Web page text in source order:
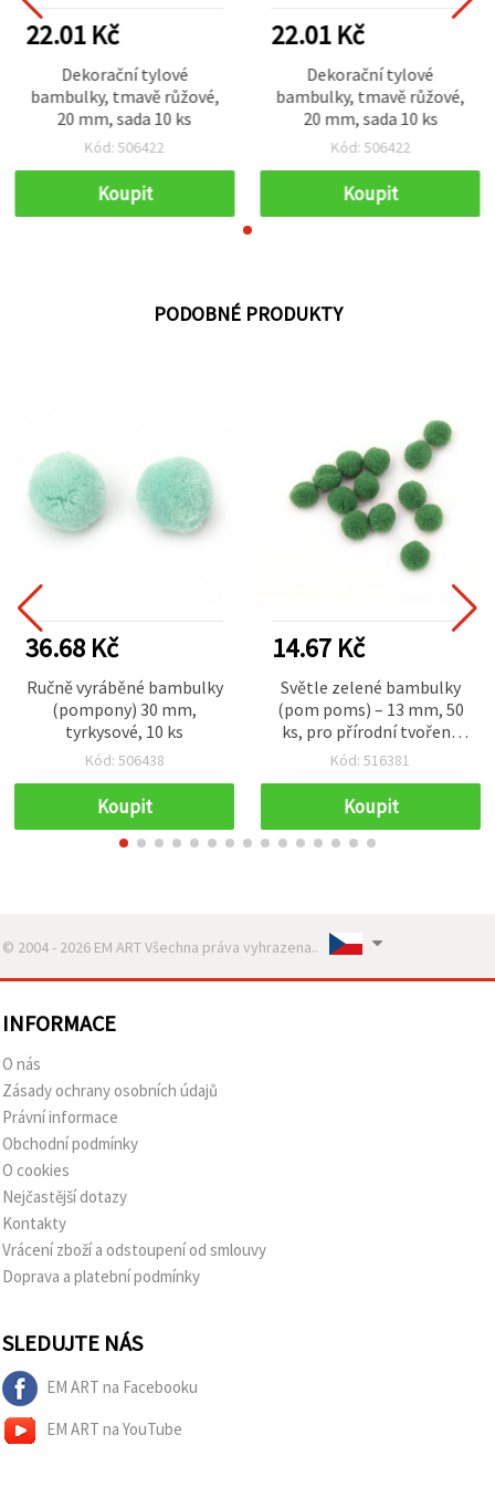
22.01 Kč
Dekorační tylové
bambulky, tmavě růžové,
20 mm, sada 10 ks
Kód: 506422
Koupit
22.01 Kč
Dekorační tylové
bambulky, tmavě růžové,
20 mm, sada 10 ks
Kód: 506422
Koupit
PODOBNÉ PRODUKTY
36.68 Kč
Ručně vyráběné bambulky
(pompony) 30 mm,
tyrkysové, 10 ks
Kód: 506438
Koupit
14.67 Kč
Světle zelené bambulky
(pom poms) – 13 mm, 50
ks, pro přírodní tvoření,
DIY dekorace a kreativní
Kód: 516381
Koupit
© 2004 - 2026 EM ART Všechna práva vyhrazena..
INFORMACE
O nás
Zásady ochrany osobních údajů
Právní informace
Obchodní podmínky
O cookies
Nejčastější dotazy
Kontakty
Vrácení zboží a odstoupení od smlouvy
Doprava a platební podmínky
SLEDUJTE NÁS
EM ART na Facebooku
EM ART na YouTube